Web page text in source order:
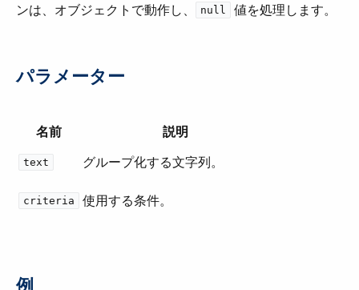
ンは、オブジェクトで動作し、​
null ​ 値を処理します。
パラメーター
名前 説明
text グループ化する文字列。
criteria 使用する条件。
例